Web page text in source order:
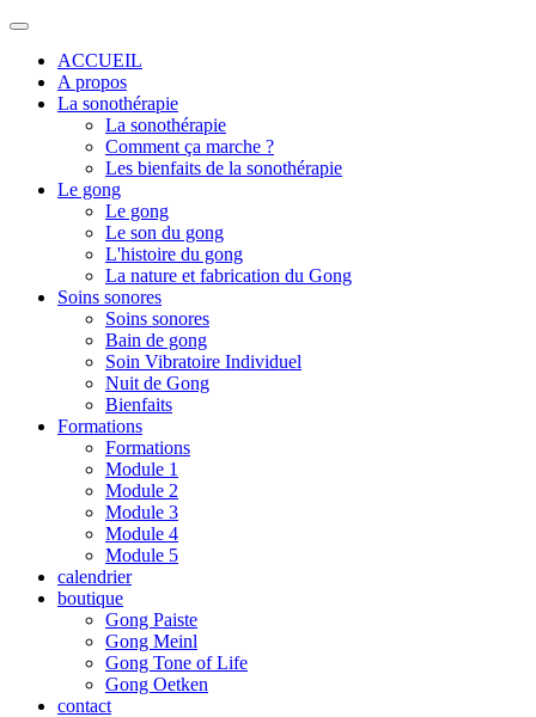
ACCUEIL
A propos
La sonothérapie
La sonothérapie
Comment ça marche ?
Les bienfaits de la sonothérapie
Le gong
Le gong
Le son du gong
L'histoire du gong
La nature et fabrication du Gong
Soins sonores
Soins sonores
Bain de gong
Soin Vibratoire Individuel
Nuit de Gong
Bienfaits
Formations
Formations
Module 1
Module 2
Module 3
Module 4
Module 5
calendrier
boutique
Gong Paiste
Gong Meinl
Gong Tone of Life
Gong Oetken
contact